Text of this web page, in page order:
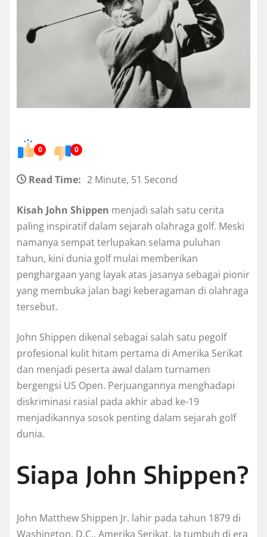
0 0
Read Time: 2 Minute, 51 Second
Kisah John Shippen menjadi salah satu cerita
paling inspiratif dalam sejarah olahraga golf. Meski
namanya sempat terlupakan selama puluhan
tahun, kini dunia golf mulai memberikan
penghargaan yang layak atas jasanya sebagai pionir
yang membuka jalan bagi keberagaman di olahraga
tersebut.
John Shippen dikenal sebagai salah satu pegolf
profesional kulit hitam pertama di Amerika Serikat
dan menjadi peserta awal dalam turnamen
bergengsi US Open. Perjuangannya menghadapi
diskriminasi rasial pada akhir abad ke-19
menjadikannya sosok penting dalam sejarah golf
dunia.
Siapa John Shippen?
John Matthew Shippen Jr. lahir pada tahun 1879 di
Washington, D.C., Amerika Serikat. Ia tumbuh di era